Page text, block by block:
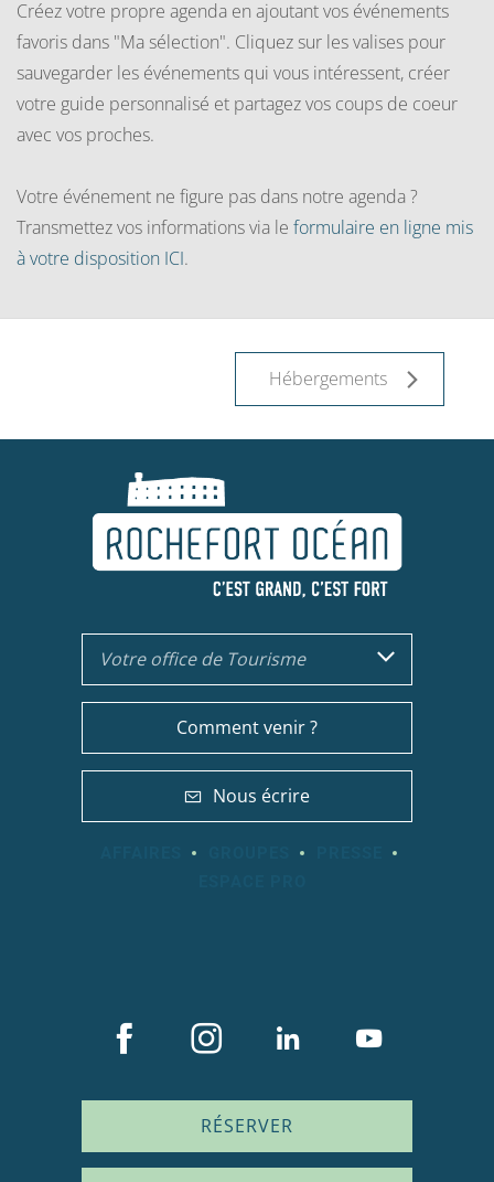
Créez votre propre agenda en ajoutant vos événements
favoris dans "Ma sélection". Cliquez sur les valises pour
sauvegarder les événements qui vous intéressent, créer
votre guide personnalisé et partagez vos coups de coeur
avec vos proches.
Votre événement ne figure pas dans notre agenda ?
Transmettez vos informations via le formulaire en ligne mis
à votre disposition ICI.
Hébergements
Votre office de Tourisme
Comment venir ?
Nous écrire
RÉSERVER